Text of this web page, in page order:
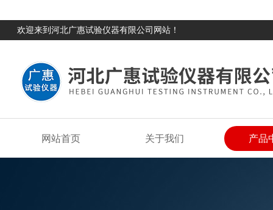
欢迎来到河北广惠试验仪器有限公司网站！
网站首页 关于我们 产品